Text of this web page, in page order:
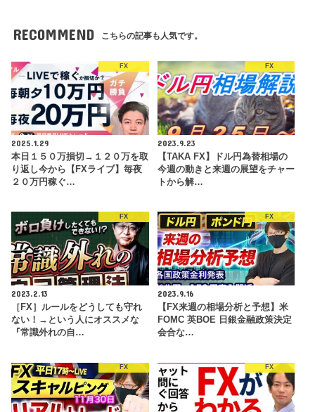
RECOMMEND こちらの記事も人気です。
FX
2025.1.29
本日１５０万損切→１２０万を取
り返し今から【FXライブ】毎夜
２０万円稼ぐ…
FX
2023.9.23
【TAKA FX】ドル円為替相場の
今週の動きと来週の展望をチャー
トから解…
FX
2023.2.13
［FX］ルールをどうしても守れ
ない！→という人にオススメな
『常識外れの自…
FX
2023.9.16
【FX来週の相場分析と予想】米
FOMC 英BOE 日銀金融政策決定
会合な…
FX FX